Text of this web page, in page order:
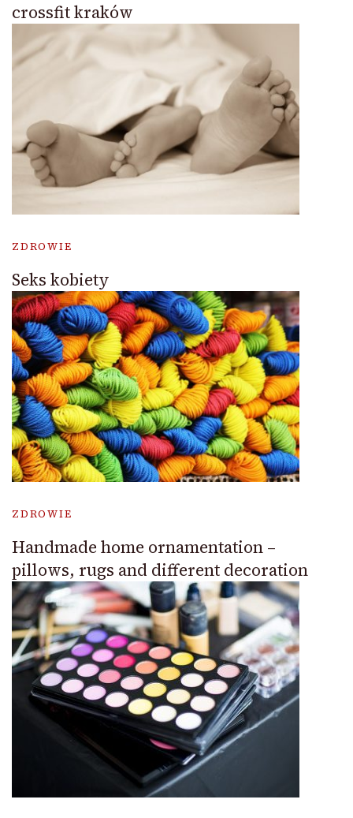
crossfit kraków
ZDROWIE
Seks kobiety
ZDROWIE
Handmade home ornamentation –
pillows, rugs and different decoration